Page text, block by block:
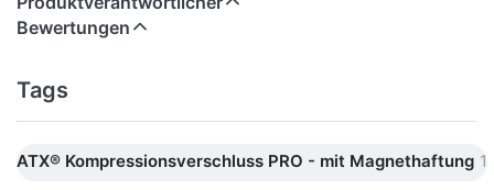
Bewertungen
Tags
ATX® Kompressionsverschluss PRO - mit Magnethaftung 1